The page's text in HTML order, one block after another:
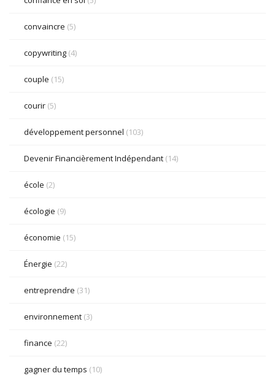
convaincre (5)
copywriting (4)
couple (15)
courir (5)
développement personnel (103)
Devenir Financièrement Indépendant (14)
école (2)
écologie (9)
économie (15)
Énergie (22)
entreprendre (31)
environnement (3)
finance (22)
gagner du temps (10)